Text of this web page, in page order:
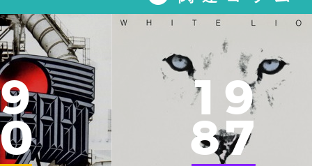
9
1 9
87